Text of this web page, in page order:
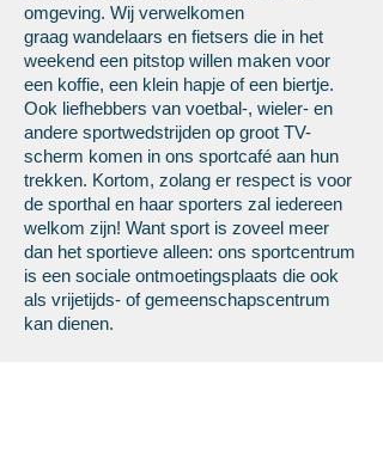
omgeving. Wij verwelkomen
graag wandelaars en fietsers die in het
weekend een pitstop willen maken voor
een koffie, een klein hapje of een biertje.
Ook liefhebbers van voetbal-, wieler- en
andere sportwedstrijden op groot TV-
scherm komen in ons sportcafé aan hun
trekken. Kortom, zolang er respect is voor
de sporthal en haar sporters zal iedereen
welkom zijn! Want sport is zoveel meer
dan het sportieve alleen: ons sportcentrum
is een sociale ontmoetingsplaats die ook
als vrijetijds- of gemeenschapscentrum
kan dienen.